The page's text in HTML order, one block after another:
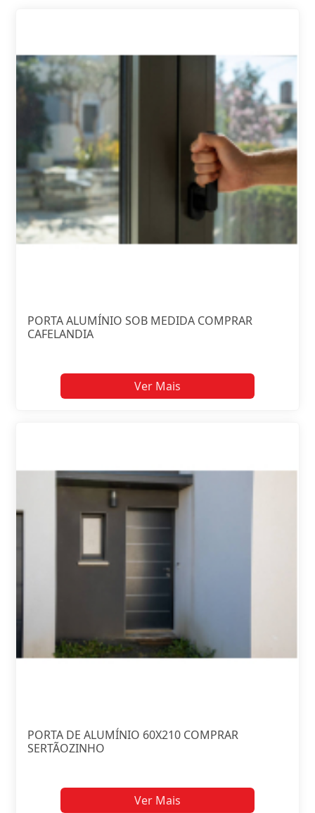
PORTA ALUMÍNIO SOB MEDIDA COMPRAR
CAFELANDIA
Ver Mais
PORTA DE ALUMÍNIO 60X210 COMPRAR
SERTÃOZINHO
Ver Mais